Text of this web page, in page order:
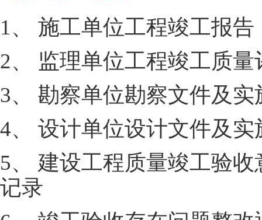
1、 施工单位工程竣工报告
2、 监理单位工程竣工质量
3、 勘察单位勘察文件及
4、 设计单位设计文件及
5、 建设工程质量竣工验
记录